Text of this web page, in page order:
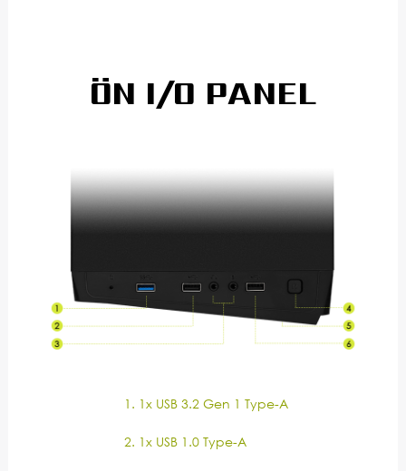
ÖN I/O PANEL
1x USB 3.2 Gen 1 Type-A
1x USB 1.0 Type-A